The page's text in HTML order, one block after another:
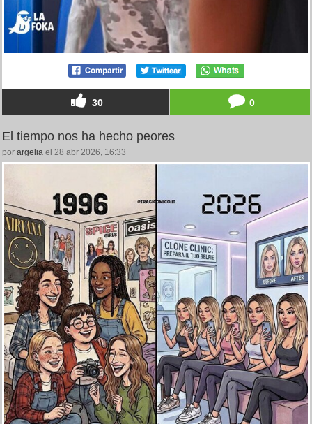
30 0
El tiempo nos ha hecho peores
por argelia el 28 abr 2026, 16:33